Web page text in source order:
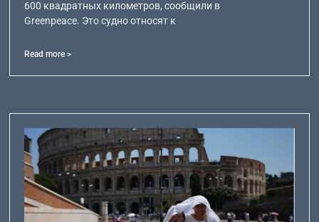
600 квадратных километров, сообщили в
Greenpeace. Это судно относят к
Read more >